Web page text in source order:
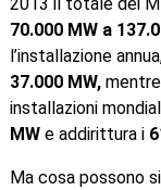
2013 il totale dei
70.000 MW a
l’installazione
37.000 MW,mentre
installazioni
MWe addirittura i
Ma cosa possono